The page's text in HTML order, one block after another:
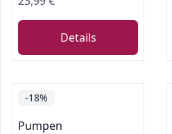
Details
-18%
Pumpen